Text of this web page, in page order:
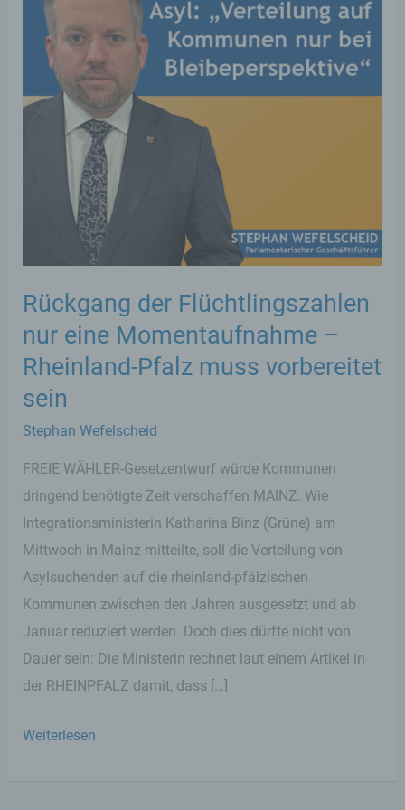
Rückgang der Flüchtlingszahlen
nur eine Momentaufnahme –
Rheinland-Pfalz muss vorbereitet
sein
Stephan Wefelscheid
FREIE WÄHLER-Gesetzentwurf würde Kommunen
dringend benötigte Zeit verschaffen MAINZ. Wie
Integrationsministerin Katharina Binz (Grüne) am
Mittwoch in Mainz mitteilte, soll die Verteilung von
Asylsuchenden auf die rheinland-pfälzischen
Kommunen zwischen den Jahren ausgesetzt und ab
Januar reduziert werden. Doch dies dürfte nicht von
Dauer sein: Die Ministerin rechnet laut einem Artikel in
der RHEINPFALZ damit, dass […]
Rückgang
Weiterlesen